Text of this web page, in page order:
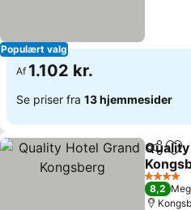
Populært valg
Af 1.102 kr.
Se priser fra 13 hjemmesider
Del
4 Stjerner
8,2